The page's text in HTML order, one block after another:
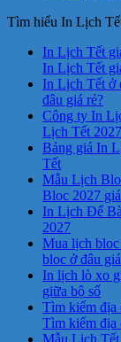
Tìm hiểu In Lịch
In Lịch Tết
In Lịch Tết
In Lịch Tết ở
đâu giá rẻ?
Công ty In
Lịch Tết 2027
Bảng giá In
Tết
Mẫu Lịch
Bloc 2027
In Lịch Để
2027
Mua lịch bloc
bloc ở đâu
In lịch lò xo
giữa bộ số
Tìm kiếm địa
Tìm kiếm địa
Mẫu Lịch